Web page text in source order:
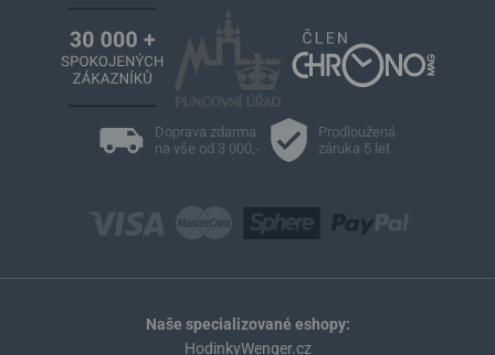
Doprava zdarma
na vše od 3 000,-
Prodloužená
záruka 5 let
Naše specializované eshopy:
HodinkyWenger.cz